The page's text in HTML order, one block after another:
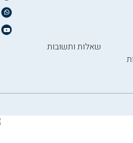
שאלות ותשובות